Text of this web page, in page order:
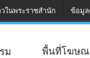
ในพระราชสำนัก ข้อมู
ม
พื้นที่โฆษณ